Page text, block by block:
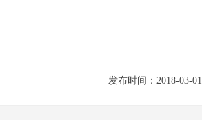
发布时间：2018-03-01